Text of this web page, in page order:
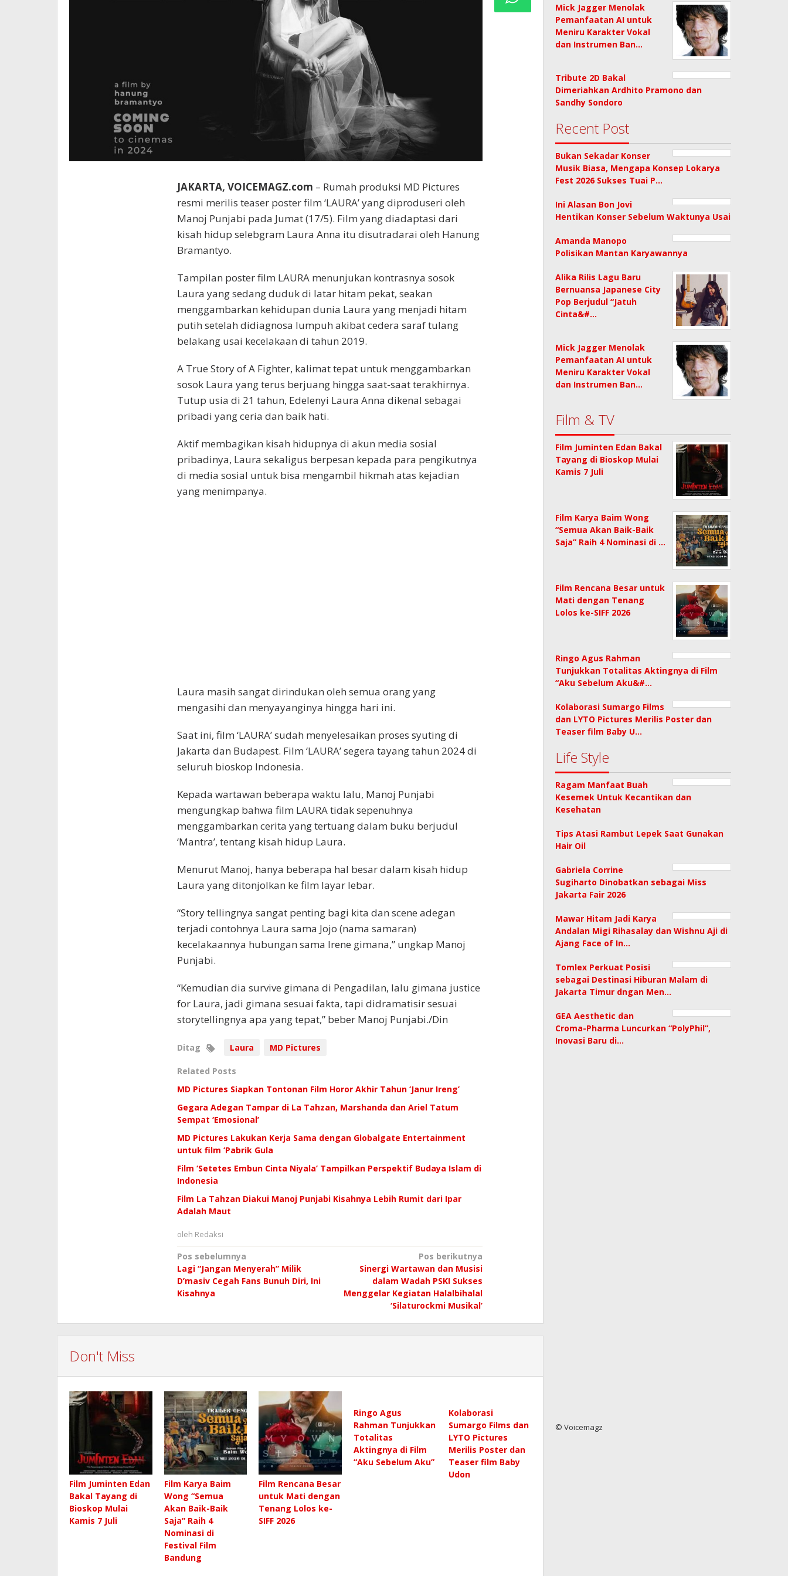
JAKARTA, VOICEMAGZ.com – Rumah produksi MD Pictures
resmi merilis teaser poster film ‘LAURA’ yang diproduseri oleh
Manoj Punjabi pada Jumat (17/5). Film yang diadaptasi dari
kisah hidup selebgram Laura Anna itu disutradarai oleh Hanung
Bramantyo.
Tampilan poster film LAURA menunjukan kontrasnya sosok
Laura yang sedang duduk di latar hitam pekat, seakan
menggambarkan kehidupan dunia Laura yang menjadi hitam
putih setelah didiagnosa lumpuh akibat cedera saraf tulang
belakang usai kecelakaan di tahun 2019.
A True Story of A Fighter, kalimat tepat untuk menggambarkan
sosok Laura yang terus berjuang hingga saat-saat terakhirnya.
Tutup usia di 21 tahun, Edelenyi Laura Anna dikenal sebagai
pribadi yang ceria dan baik hati.
Aktif membagikan kisah hidupnya di akun media sosial
pribadinya, Laura sekaligus berpesan kepada para pengikutnya
di media sosial untuk bisa mengambil hikmah atas kejadian
yang menimpanya.
Laura masih sangat dirindukan oleh semua orang yang
mengasihi dan menyayanginya hingga hari ini.
Saat ini, film ‘LAURA’ sudah menyelesaikan proses syuting di
Jakarta dan Budapest. Film ‘LAURA’ segera tayang tahun 2024 di
seluruh bioskop Indonesia.
Kepada wartawan beberapa waktu lalu, Manoj Punjabi
mengungkap bahwa film LAURA tidak sepenuhnya
menggambarkan cerita yang tertuang dalam buku berjudul
‘Mantra’, tentang kisah hidup Laura.
Menurut Manoj, hanya beberapa hal besar dalam kisah hidup
Laura yang ditonjolkan ke film layar lebar.
“Story tellingnya sangat penting bagi kita dan scene adegan
terjadi contohnya Laura sama Jojo (nama samaran)
kecelakaannya hubungan sama Irene gimana,” ungkap Manoj
Punjabi.
“Kemudian dia survive gimana di Pengadilan, lalu gimana justice
for Laura, jadi gimana sesuai fakta, tapi didramatisir sesuai
storytellingnya apa yang tepat,” beber Manoj Punjabi./Din
Ditag Laura MD Pictures
Related Posts
MD Pictures Siapkan Tontonan Film Horor Akhir Tahun ‘Janur Ireng’
Gegara Adegan Tampar di La Tahzan, Marshanda dan Ariel Tatum
Sempat ‘Emosional’
MD Pictures Lakukan Kerja Sama dengan Globalgate Entertainment
untuk film ‘Pabrik Gula
Film ‘Setetes Embun Cinta Niyala’ Tampilkan Perspektif Budaya Islam di
Indonesia
Film La Tahzan Diakui Manoj Punjabi Kisahnya Lebih Rumit dari Ipar
Adalah Maut
oleh Redaksi
Navigasi
pos
Pos sebelumnya
Lagi “Jangan Menyerah” Milik
D’masiv Cegah Fans Bunuh Diri, Ini
Kisahnya
Pos berikutnya
Sinergi Wartawan dan Musisi
dalam Wadah PSKI Sukses
Menggelar Kegiatan Halalbihalal
‘Silaturockmi Musikal’
Don't Miss
Film Juminten Edan
Bakal Tayang di
Bioskop Mulai
Kamis 7 Juli
Film Karya Baim
Wong “Semua
Akan Baik-Baik
Saja” Raih 4
Nominasi di
Festival Film
Bandung
Film Rencana Besar
untuk Mati dengan
Tenang Lolos ke-
SIFF 2026
Ringo Agus
Rahman Tunjukkan
Totalitas
Aktingnya di Film
“Aku Sebelum Aku”
Kolaborasi
Sumargo Films dan
LYTO Pictures
Merilis Poster dan
Teaser film Baby
Udon
Mick Jagger Menolak
Pemanfaatan AI untuk
Meniru Karakter Vokal
dan Instrumen Ban…
Tribute 2D Bakal
Dimeriahkan Ardhito Pramono dan
Sandhy Sondoro
Recent Post
Bukan Sekadar Konser
Musik Biasa, Mengapa Konsep Lokarya
Fest 2026 Sukses Tuai P…
Ini Alasan Bon Jovi
Hentikan Konser Sebelum Waktunya Usai
Amanda Manopo
Polisikan Mantan Karyawannya
Alika Rilis Lagu Baru
Bernuansa Japanese City
Pop Berjudul “Jatuh
Cinta&#…
Mick Jagger Menolak
Pemanfaatan AI untuk
Meniru Karakter Vokal
dan Instrumen Ban…
Film & TV
Film Juminten Edan Bakal
Tayang di Bioskop Mulai
Kamis 7 Juli
Film Karya Baim Wong
“Semua Akan Baik-Baik
Saja” Raih 4 Nominasi di …
Film Rencana Besar untuk
Mati dengan Tenang
Lolos ke-SIFF 2026
Ringo Agus Rahman
Tunjukkan Totalitas Aktingnya di Film
“Aku Sebelum Aku&#…
Kolaborasi Sumargo Films
dan LYTO Pictures Merilis Poster dan
Teaser film Baby U…
Life Style
Ragam Manfaat Buah
Kesemek Untuk Kecantikan dan
Kesehatan
Tips Atasi Rambut Lepek Saat Gunakan
Hair Oil
Gabriela Corrine
Sugiharto Dinobatkan sebagai Miss
Jakarta Fair 2026
Mawar Hitam Jadi Karya
Andalan Migi Rihasalay dan Wishnu Aji di
Ajang Face of In…
Tomlex Perkuat Posisi
sebagai Destinasi Hiburan Malam di
Jakarta Timur dngan Men…
GEA Aesthetic dan
Croma-Pharma Luncurkan “PolyPhil”,
Inovasi Baru di…
© Voicemagz